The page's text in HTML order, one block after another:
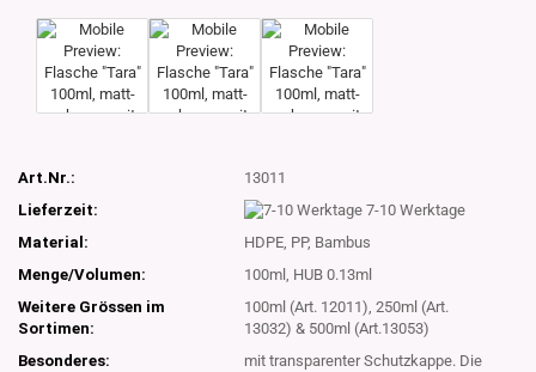
Art.Nr.:
13011
Lieferzeit:
7-10 Werktage
Material:
HDPE, PP, Bambus
Menge/Volumen:
100ml, HUB 0.13ml
Weitere Grössen im
Sortimen:
100ml (Art. 12011), 250ml (Art.
13032) & 500ml (Art.13053)
Besonderes:
mit transparenter Schutzkappe. Die